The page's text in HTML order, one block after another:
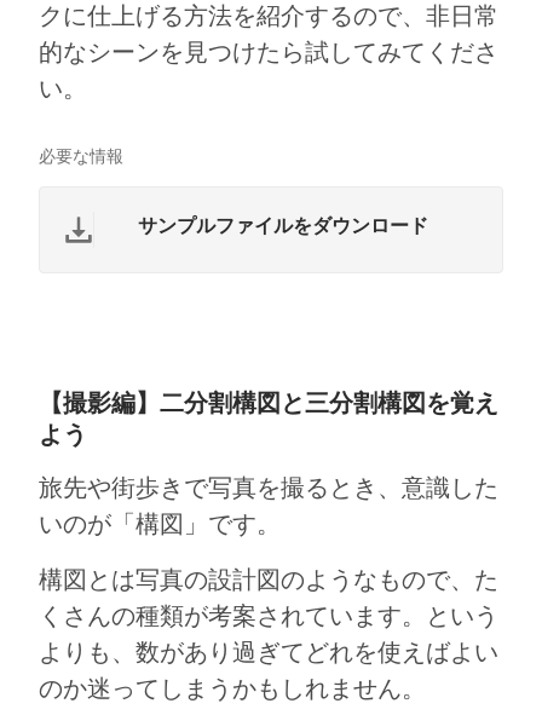
クに仕上げる方法を紹介するので、非日常
的なシーンを見つけたら試してみてくださ
い。
必要な情報
サンプルファイルをダウンロード
【撮影編】二分割構図と三分割構図を覚え
よう
旅先や街歩きで写真を撮るとき、意識した
いのが「構図」です。
構図とは写真の設計図のようなもので、た
くさんの種類が考案されています。という
よりも、数があり過ぎてどれを使えばよい
のか迷ってしまうかもしれません。